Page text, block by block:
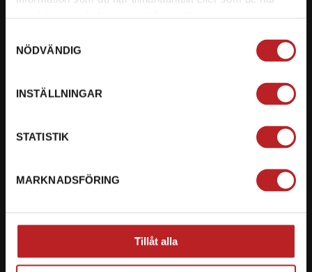
NÖDVÄNDIG
INSTÄLLNINGAR
STATISTIK
MARKNADSFÖRING
Tillåt alla
Org. nummer: 5566689278
Ryckepungsvägen 3, 79177 Falun
Vi erbjuder flera olika betalsätt. Dina köp är alltid
skyddade med krypteringsteknik.